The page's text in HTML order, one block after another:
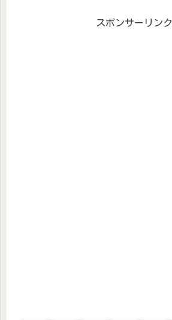
スポンサーリンク